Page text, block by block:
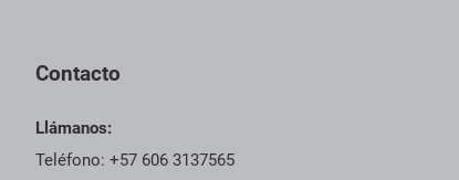
Contacto
Llámanos:
Teléfono: +57 606 3137565